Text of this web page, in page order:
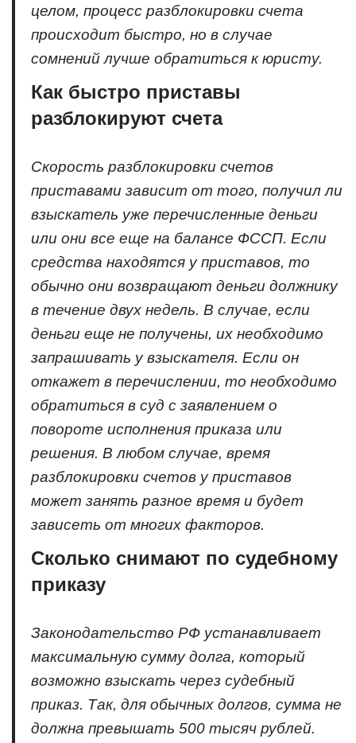
целом, процесс разблокировки счета
происходит быстро, но в случае
сомнений лучше обратиться к юристу.
Как быстро приставы
разблокируют счета
Скорость разблокировки счетов
приставами зависит от того, получил ли
взыскатель уже перечисленные деньги
или они все еще на балансе ФССП. Если
средства находятся у приставов, то
обычно они возвращают деньги должнику
в течение двух недель. В случае, если
деньги еще не получены, их необходимо
запрашивать у взыскателя. Если он
откажет в перечислении, то необходимо
обратиться в суд с заявлением о
повороте исполнения приказа или
решения. В любом случае, время
разблокировки счетов у приставов
может занять разное время и будет
зависеть от многих факторов.
Сколько снимают по судебному
приказу
Законодательство РФ устанавливает
максимальную сумму долга, который
возможно взыскать через судебный
приказ. Так, для обычных долгов, сумма не
должна превышать 500 тысяч рублей.